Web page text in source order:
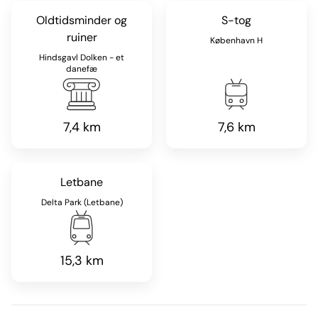
Oldtidsminder og
ruiner
Hindsgavl Dolken - et
danefæ
7,4 km
S-tog
København H
7,6 km
Letbane
Delta Park (Letbane)
15,3 km